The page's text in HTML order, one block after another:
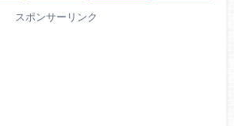
スポンサーリンク